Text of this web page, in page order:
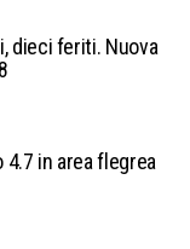
dieci feriti. Nuova
in area flegrea